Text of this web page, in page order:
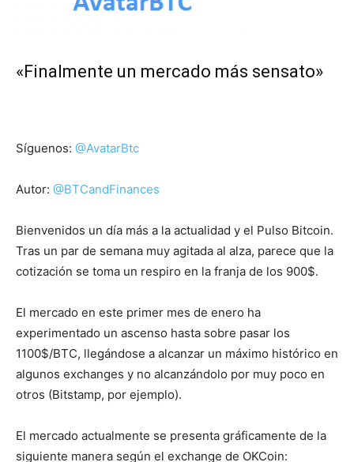
«Finalmente un mercado más sensato»
Síguenos: @AvatarBtc
Autor: @BTCandFinances
Bienvenidos un día más a la actualidad y el Pulso Bitcoin.
Tras un par de semana muy agitada al alza, parece que la
cotización se toma un respiro en la franja de los 900$.
El mercado en este primer mes de enero ha
experimentado un ascenso hasta sobre pasar los
1100$/BTC, llegándose a alcanzar un máximo histórico en
algunos exchanges y no alcanzándolo por muy poco en
otros (Bitstamp, por ejemplo).
El mercado actualmente se presenta gráficamente de la
siguiente manera según el exchange de OKCoin: